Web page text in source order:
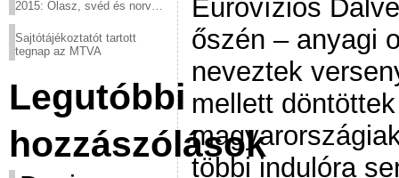
2015: Olasz, svéd és norvég
Sajtótájékoztatót tartott
tegnap az MTVA
Legutóbbi
hozzászólások
Eurovíziós
őszén – anyagi
neveztek
mellett
többi indulóra